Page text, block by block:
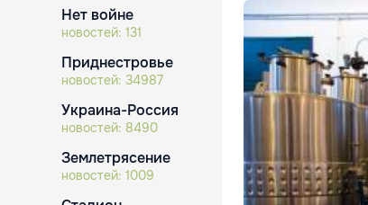
Нет войне
новостей: 131
Приднестровье
новостей: 34987
Украина-Россия
новостей: 8490
Землетрясение
новостей: 1009